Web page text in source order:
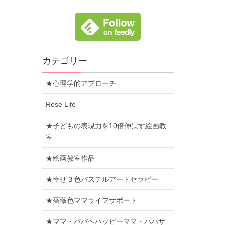
カテゴリー
★心理学的アプローチ
Rose Life
★子どもの表現力を10倍伸ばす絵画教
室
★絵画教室作品
★幸せ３色パステルアートセラピー
★薔薇色ママライフサポート
★ママ・パパへハッピーママ・パパサ